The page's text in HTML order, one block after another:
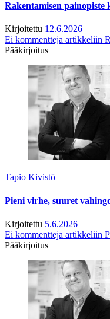
Rakentamisen painopiste
Kirjoitettu 12.6.2026
Ei kommentteja artikkeliin
Pääkirjoitus
Tapio Kivistö
Pieni virhe, suuret
Kirjoitettu 5.6.2026
Ei kommentteja artikkeliin
Pääkirjoitus